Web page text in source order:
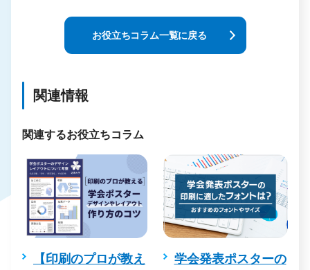
お役立ちコラム一覧に戻る
関連情報
関連するお役立ちコラム
【印刷のプロが教え
学会発表ポスターの